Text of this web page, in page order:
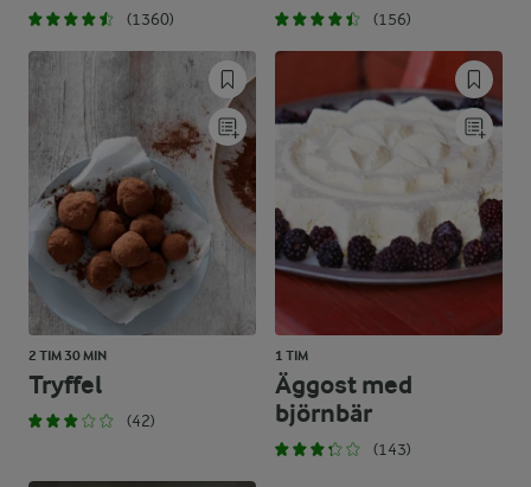
(1360) (156)
2 TIM 30 MIN
Tryffel
(42)
1 TIM
Äggost med
björnbär
(143)